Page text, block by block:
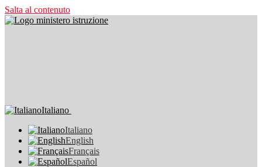
Salta al contenuto
Italiano
Italiano
English
Français
Español